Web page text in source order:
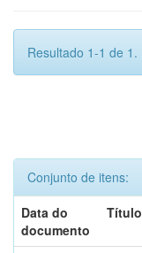
Resultado 1-1 de 1.
Conjunto de itens:
Data do
documento
Título